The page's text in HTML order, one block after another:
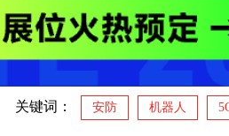
关键词： 安防 机器人